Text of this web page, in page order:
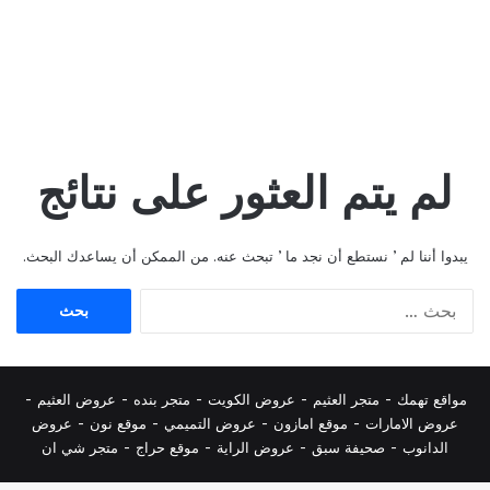
لم يتم العثور على نتائج
يبدوا أننا لم ’ نستطع أن نجد ما ’ تبحث عنه. من الممكن أن يساعدك البحث.
مواقع تهمك - متجر العثيم - عروض الكويت - متجر بنده - عروض العثيم -
عروض الامارات - موقع امازون - عروض التميمي - موقع نون - عروض
الدانوب - صحيفة سبق - عروض الراية - موقع حراج - متجر شي ان